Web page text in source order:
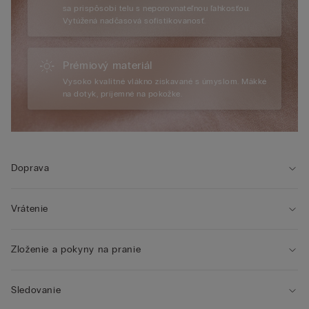
sa prispôsobí telu s neporovnateľnou ľahkosťou.
Vytúžená nadčasová sofistikovanosť.
Prémiový materiál
Vysoko kvalitné vlákno získavané s úmyslom. Mäkké
na dotyk, príjemné na pokožke.
Doprava
Vrátenie
Zloženie a pokyny na pranie
Sledovanie